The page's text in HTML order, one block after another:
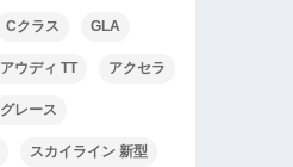
Cクラス GLA
アウディ TT アクセラ
グレース
スカイライン 新型